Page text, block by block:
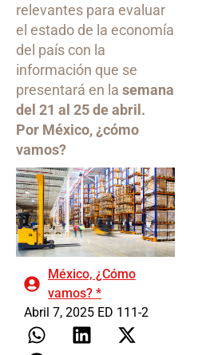
relevantes para evaluar
el estado de la economía
del país con la
información que se
presentará en la semana
del 21 al 25 de abril.
Por México, ¿cómo
vamos?
México, ¿Cómo
vamos? *
Abril 7, 2025 ED 111-2